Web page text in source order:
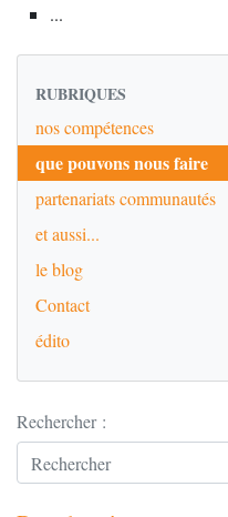
...
RUBRIQUES
nos compétences
que pouvons nous faire
partenariats communautés
et aussi...
le blog
Contact
édito
Rechercher :